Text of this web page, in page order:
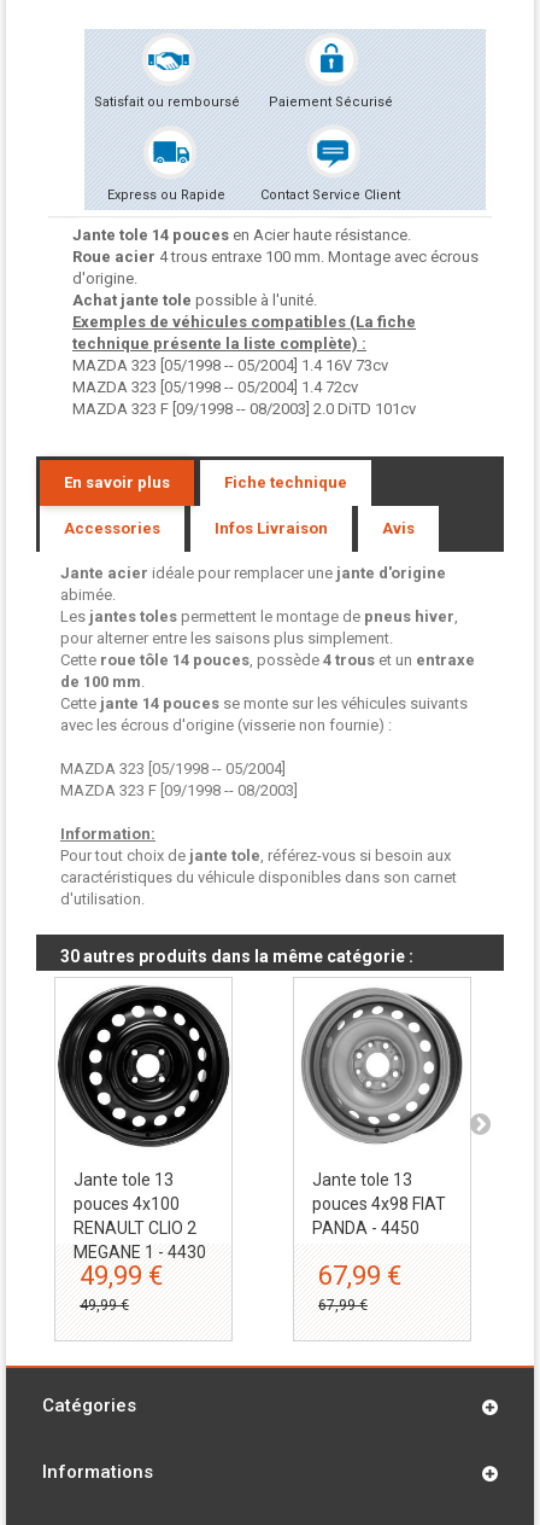
Satisfait ou remboursé Paiement Sécurisé
Express ou Rapide Contact Service Client
Jante tole 14 pouces en Acier haute résistance.
Roue acier 4 trous entraxe 100 mm. Montage avec écrous
d'origine.
Achat jante tole possible à l'unité.
Exemples de véhicules compatibles (La fiche
technique présente la liste complète) :
MAZDA 323 [05/1998 -- 05/2004] 1.4 16V 73cv
MAZDA 323 [05/1998 -- 05/2004] 1.4 72cv
MAZDA 323 F [09/1998 -- 08/2003] 2.0 DiTD 101cv
En savoir plus Fiche technique
Accessories Infos Livraison Avis
Jante acier idéale pour remplacer une jante d'origine
abimée.
Les jantes toles permettent le montage de pneus hiver,
pour alterner entre les saisons plus simplement.
Cette roue tôle 14 pouces, possède 4 trous et un entraxe
de 100 mm.
Cette jante 14 pouces se monte sur les véhicules suivants
avec les écrous d'origine (visserie non fournie) :
MAZDA 323 [05/1998 -- 05/2004]
MAZDA 323 F [09/1998 -- 08/2003]
Information:
Pour tout choix de jante tole, référez-vous si besoin aux
caractéristiques du véhicule disponibles dans son carnet
d'utilisation.
30 autres produits dans la même catégorie :
Jante tole 13
pouces 4x100
RENAULT CLIO 2
MEGANE 1 - 4430
49,99 €
49,99 €
Jante tole 13
pouces 4x98 FIAT
PANDA - 4450
67,99 €
67,99 €
Catégories
Informations